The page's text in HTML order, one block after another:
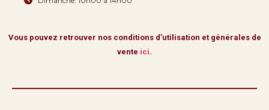
Vous pouvez retrouver nos conditions d’utilisation et générales de
vente ici.